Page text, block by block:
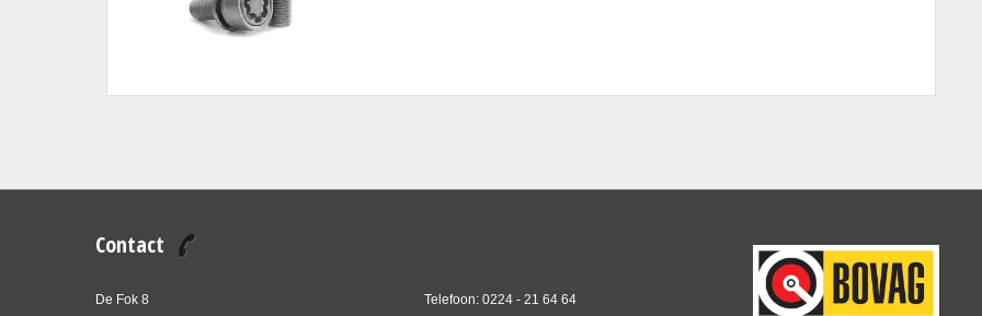
Contact
De Fok 8
Telefoon: 0224 - 21 64 64